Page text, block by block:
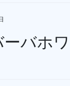
ーバホ